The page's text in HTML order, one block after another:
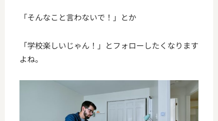
「そんなこと言わないで！」とか
「学校楽しいじゃん！」とフォローしたくなります
よね。